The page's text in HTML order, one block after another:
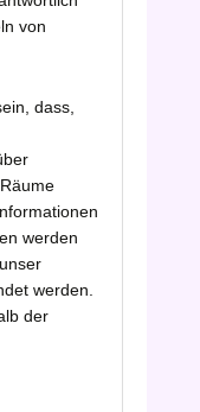
von
dass,
werden
werden.
der